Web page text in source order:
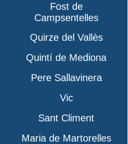
Fost de
Campsentelles
Quirze del Vallès
Quintí de Mediona
Pere Sallavinera
Vic
Sant Climent
Maria de Martorelles